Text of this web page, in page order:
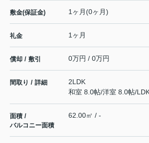
敷金(保証金) 1ヶ月(0ヶ月)
礼金 1ヶ月
償却 / 敷引 0万円 / 0万円
間取り / 詳細
2LDK
和室 8.0帖/洋室 8.0帖/
面積 /
バルコニー面積
62.00㎡ / -